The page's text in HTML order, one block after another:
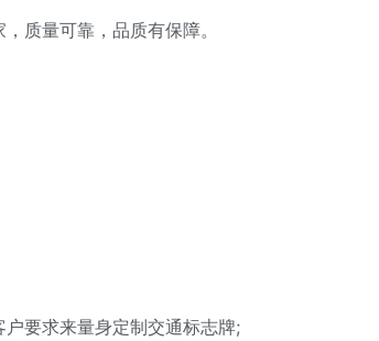
量可靠，品质有保障。
要求来量身定制交通标志牌;